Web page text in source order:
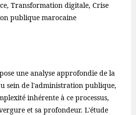
Transformation digitale, Crise
publique marocaine
une analyse approfondie de la
sein de l'administration publique,
inhérente à ce processus,
et sa profondeur. L'étude